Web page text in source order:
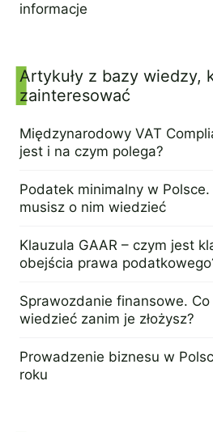
informacje
Artykuły z bazy wiedzy,
zainteresować
Międzynarodowy VAT
jest i na czym polega?
Podatek minimalny w
musisz o nim wiedzieć
Klauzula GAAR – czym jest
obejścia prawa
Sprawozdanie finansowe.
wiedzieć zanim je złożysz?
Prowadzenie biznesu w
roku